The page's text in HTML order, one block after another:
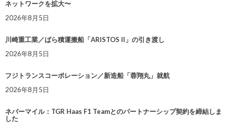
ネットワークを拡大〜
2026年8月5日
川崎重工業／ばら積運搬船「ARISTOS II」の引き渡し
2026年8月5日
フジトランスコーポレーション／新造船「蓉翔丸」就航
2026年8月5日
ネバーマイル：TGR Haas F1 Teamとのパートナーシップ契約を締結しま
した